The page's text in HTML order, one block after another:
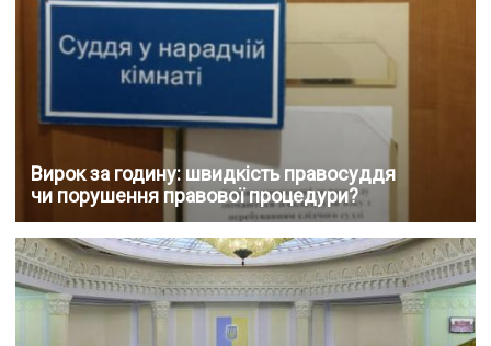
Вирок за годину: швидкість правосуддя
чи порушення правової процедури?